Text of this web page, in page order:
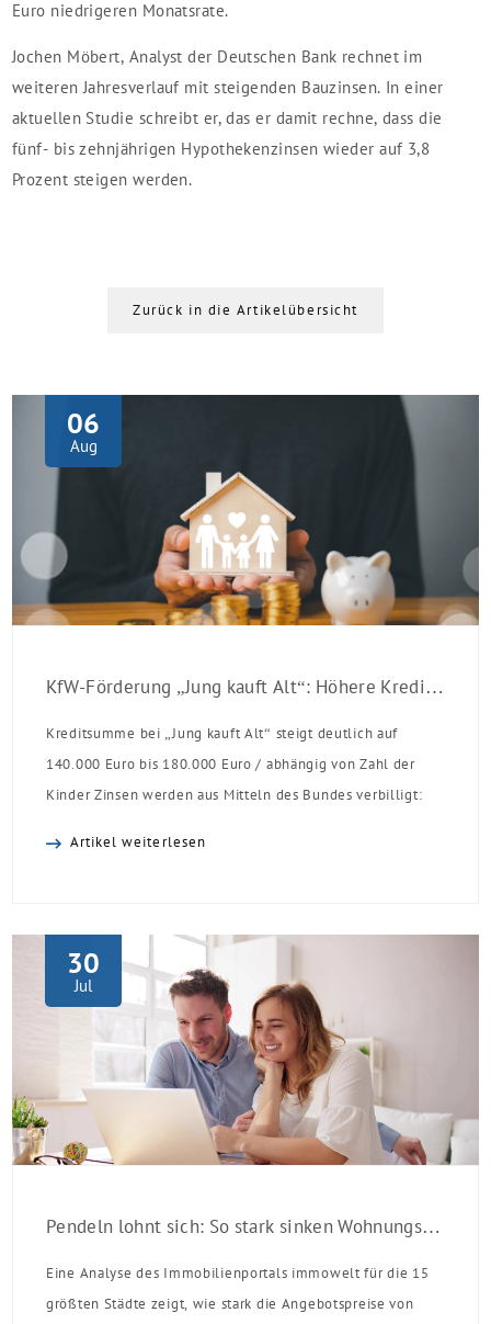
Euro niedrigeren Monatsrate.
Jochen Möbert, Analyst der Deutschen Bank rechnet im
weiteren Jahresverlauf mit steigenden Bauzinsen. In einer
aktuellen Studie schreibt er, das er damit rechne, dass die
fünf- bis zehnjährigen Hypothekenzinsen wieder auf 3,8
Prozent steigen werden.
Zurück in die Artikelübersicht
06
Aug
KfW-Förderung „Jung kauft Alt“: Höhere Kredite ab August 2026
Kreditsumme bei „Jung kauft Alt“ steigt deutlich auf
140.000 Euro bis 180.000 Euro / abhängig von Zahl der
Kinder Zinsen werden aus Mitteln des Bundes verbilligt:
Einzelmaßnahmen […]
Artikel weiterlesen
30
Jul
Pendeln lohnt sich: So stark sinken Wohnungspreise im Umland
Eine Analyse des Immobilienportals immowelt für die 15
größten Städte zeigt, wie stark die Angebotspreise von